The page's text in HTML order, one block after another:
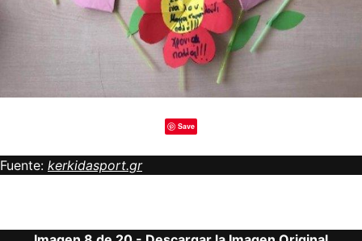
Save
Fuente: kerkidasport.gr